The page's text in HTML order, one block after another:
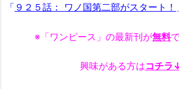
「 ９２５話： ワノ国第二部がスタート！
※「ワンピース」の最新刊が無料
興味がある方はコチラ